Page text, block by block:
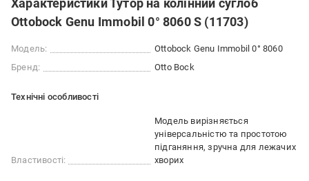
Характеристики Тутор на колінний суглоб
Ottobock Genu Immobil 0° 8060 S (11703)
Модель:
Ottobock Genu Immobil 0° 8060
Бренд:
Otto Bock
Технічні особливості
Властивості:
Модель вирізняється
універсальністю та простотою
підганяння, зручна для лежачих
хворих